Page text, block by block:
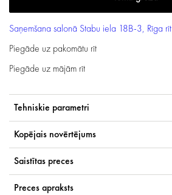
Saņemšana salonā Stabu iela 18B-3, Rīga rīt
Piegāde uz pakomātu rīt
Piegāde uz mājām rīt
Tehniskie parametri
Kopējais novērtējums
Saistītas preces
Preces apraksts